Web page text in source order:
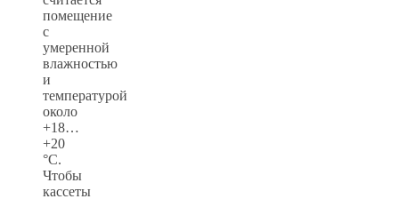
помещение
с
умеренной
влажностью
и
температурой
около
+18…
+20
°C.
Чтобы
кассеты